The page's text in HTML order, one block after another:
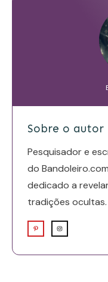
Sobre o autor
Pesquisador e
do
dedicado a
tradições ocultas.